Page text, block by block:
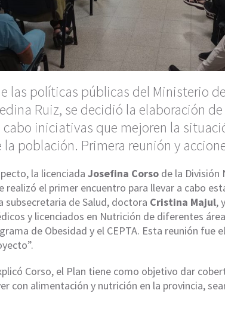
las políticas públicas del Ministerio
Ruiz, se decidió la elaboración
cabo iniciativas que mejoren la
población. Primera reunión y
la licenciada Josefina Corso de la División
realizó el primer encuentro para llevar a cabo
subsecretaria de Salud, doctora Cristina Majul,
y licenciados en Nutrición de diferentes
de Obesidad y el CEPTA. Esta reunión fue
Corso, el Plan tiene como objetivo dar
con alimentación y nutrición en la provincia,